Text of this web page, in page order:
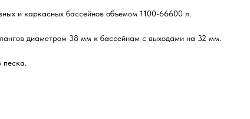
и каркасных бассейнов объемом 1100-66600 л.
диаметром 38 мм к бассейнам с выходами на 32 мм.
песка.